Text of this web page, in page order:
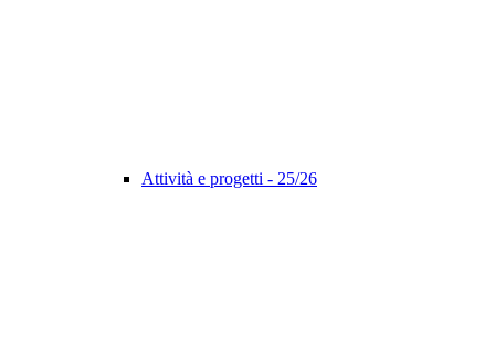
Attività e progetti - 25/26